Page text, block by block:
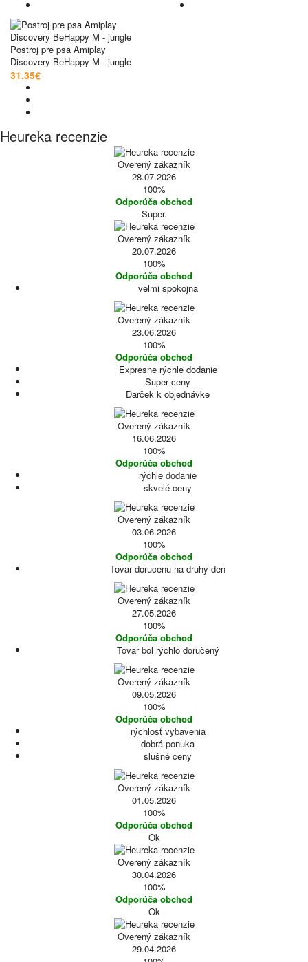
Postroj pre psa Amiplay
Discovery BeHappy M - jungle
31.35€
Heureka recenzie
Overený zákazník
28.07.2026
100%
Odporúča obchod
Super.
Overený zákazník
20.07.2026
100%
Odporúča obchod
velmi spokojna
Overený zákazník
23.06.2026
100%
Odporúča obchod
Expresne rýchle dodanie
Super ceny
Darček k objednávke
Overený zákazník
16.06.2026
100%
Odporúča obchod
rýchle dodanie
skvelé ceny
Overený zákazník
03.06.2026
100%
Odporúča obchod
Tovar dorucenu na druhy den
Overený zákazník
27.05.2026
100%
Odporúča obchod
Tovar bol rýchlo doručený
Overený zákazník
09.05.2026
100%
Odporúča obchod
rýchlosť vybavenia
dobrá ponuka
slušné ceny
Overený zákazník
01.05.2026
100%
Odporúča obchod
Ok
Overený zákazník
30.04.2026
100%
Odporúča obchod
Ok
Overený zákazník
29.04.2026